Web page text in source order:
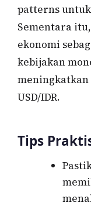
patterns
Sementara
ekonomi
kebijakan
USD/IDR.
Tips